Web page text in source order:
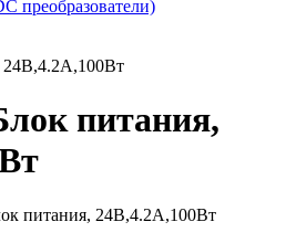
преобразователи)
24B,4.2A,100Вт
питания,